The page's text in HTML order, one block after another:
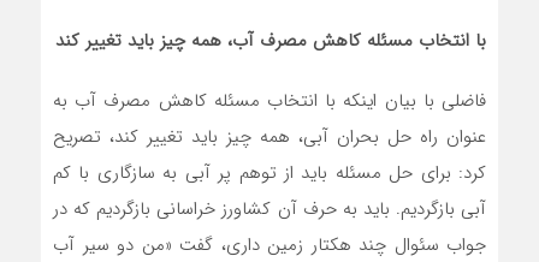
با انتخاب مسئله کاهش مصرف آب، همه چیز باید تغییر کند
فاضلی با بیان اینکه با انتخاب مسئله کاهش مصرف آب به
عنوان راه حل بحران آبی، همه چیز باید تغییر کند، تصریح
کرد: برای حل مسئله باید از توهم پر آبی به سازگاری با کم
آبی بازگردیم. باید به حرف آن کشاورز خراسانی بازگردیم که در
جواب سئوال چند هکتار زمین داری، گفت «من دو سیر آب